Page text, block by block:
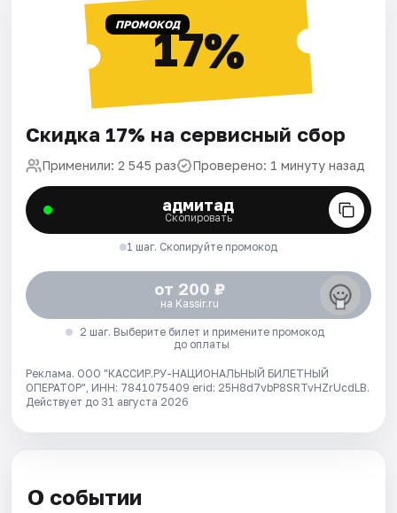
ПРОМОКОД17%
Скидка 17% на сервисный сбор
Применили: 2 545 раз Проверено: 1 минуту назад
адмитад
Скопировать
1 шаг. Скопируйте промокод
от 200 ₽
на Kassir.ru
2 шаг. Выберите билет и примените промокод
до оплаты
Реклама. ООО "КАССИР.РУ-НАЦИОНАЛЬНЫЙ БИЛЕТНЫЙ
ОПЕРАТОР", ИНН: 7841075409 erid: 25H8d7vbP8SRTvHZrUcdLB.
Действует до 31 августа 2026
О событии